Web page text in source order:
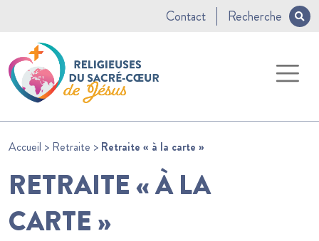
Contact Recherche
Accueil > Retraite > Retraite « à la carte »
RETRAITE « À LA
CARTE »